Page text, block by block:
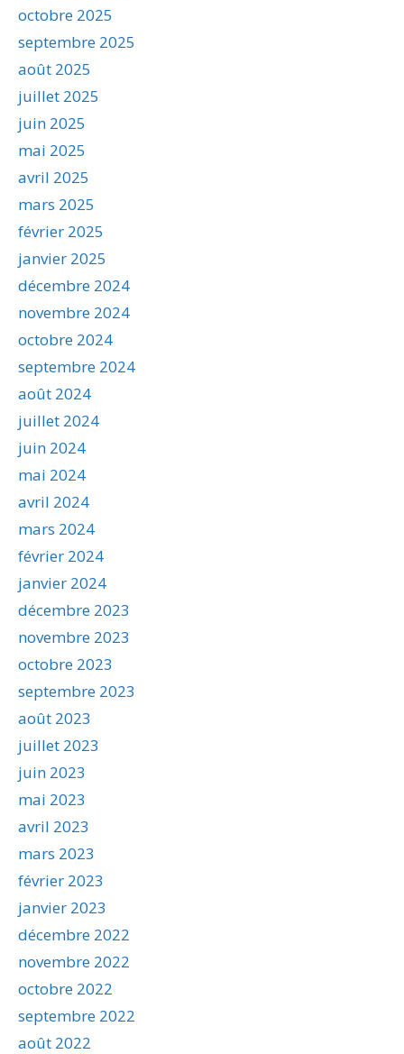
octobre 2025
septembre 2025
août 2025
juillet 2025
juin 2025
mai 2025
avril 2025
mars 2025
février 2025
janvier 2025
décembre 2024
novembre 2024
octobre 2024
septembre 2024
août 2024
juillet 2024
juin 2024
mai 2024
avril 2024
mars 2024
février 2024
janvier 2024
décembre 2023
novembre 2023
octobre 2023
septembre 2023
août 2023
juillet 2023
juin 2023
mai 2023
avril 2023
mars 2023
février 2023
janvier 2023
décembre 2022
novembre 2022
octobre 2022
septembre 2022
août 2022